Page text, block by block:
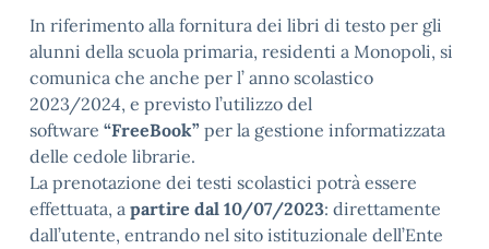
In riferimento alla fornitura dei libri di testo per gli
alunni della scuola primaria, residenti a Monopoli, si
comunica che anche per l’ anno scolastico
2023/2024, e previsto l’utilizzo del
software “FreeBook” per la gestione informatizzata
delle cedole librarie.
La prenotazione dei testi scolastici potrà essere
effettuata, a partire dal 10/07/2023: direttamente
dall’utente, entrando nel sito istituzionale dell’Ente